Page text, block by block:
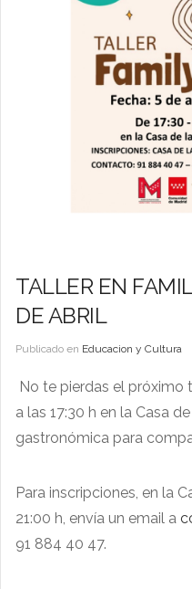
TALLER EN
DE ABRIL
Publicado en Educacion y Cultura
No te pierdas el próximo
a las 17:30 h en la Casa
gastronómica para
Para inscripciones, en la
21:00 h, envía un email a
91 884 40 47.